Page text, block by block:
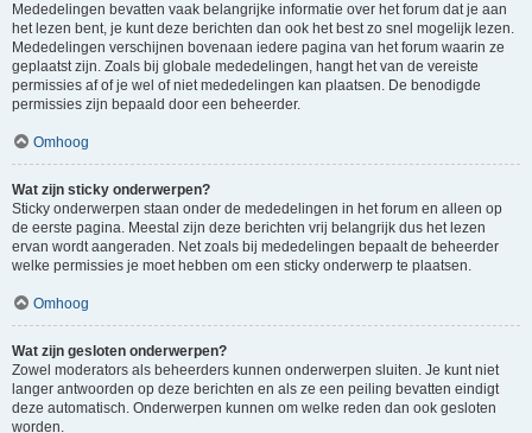
Mededelingen bevatten vaak belangrijke informatie over het forum dat je aan
het lezen bent, je kunt deze berichten dan ook het best zo snel mogelijk lezen.
Mededelingen verschijnen bovenaan iedere pagina van het forum waarin ze
geplaatst zijn. Zoals bij globale mededelingen, hangt het van de vereiste
permissies af of je wel of niet mededelingen kan plaatsen. De benodigde
permissies zijn bepaald door een beheerder.
Omhoog
Wat zijn sticky onderwerpen?
Sticky onderwerpen staan onder de mededelingen in het forum en alleen op
de eerste pagina. Meestal zijn deze berichten vrij belangrijk dus het lezen
ervan wordt aangeraden. Net zoals bij mededelingen bepaalt de beheerder
welke permissies je moet hebben om een sticky onderwerp te plaatsen.
Omhoog
Wat zijn gesloten onderwerpen?
Zowel moderators als beheerders kunnen onderwerpen sluiten. Je kunt niet
langer antwoorden op deze berichten en als ze een peiling bevatten eindigt
deze automatisch. Onderwerpen kunnen om welke reden dan ook gesloten
worden.